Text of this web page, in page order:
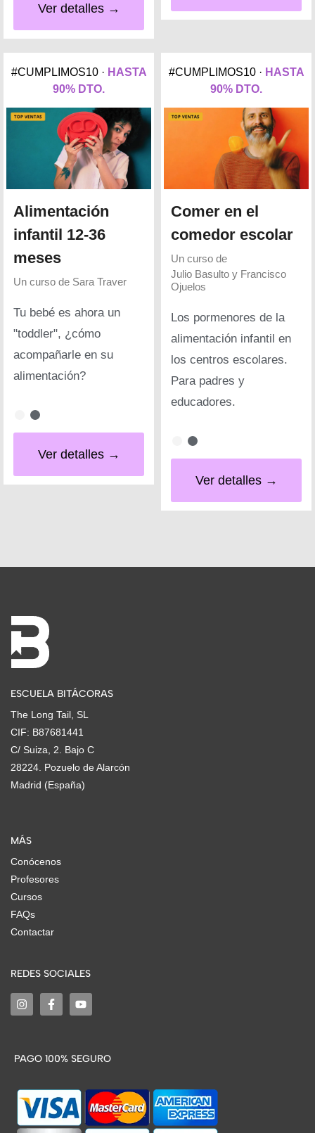
Ver detalles →
#CUMPLIMOS10 · HASTA
90% DTO.
Alimentación
infantil 12-36
meses
Un curso de Sara Traver
Tu bebé es ahora un
"toddler", ¿cómo
acompañarle en su
alimentación?
Ver detalles →
#CUMPLIMOS10 · HASTA
90% DTO.
Comer en el
comedor escolar
Un curso de
Julio Basulto y Francisco
Ojuelos
Los pormenores de la
alimentación infantil en
los centros escolares.
Para padres y
educadores.
Ver detalles →
ESCUELA BITÁCORAS
The Long Tail, SL
CIF: B87681441
C/ Suiza, 2. Bajo C
28224. Pozuelo de Alarcón
Madrid (España)
MÁS
Conócenos
Profesores
Cursos
FAQs
Contactar
REDES SOCIALES
PAGO 100% SEGURO